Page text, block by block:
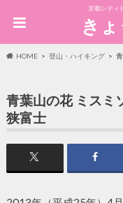
京都シティ
き
HOME 登山・ハイキング
青葉山の花 ミスミ
狭富士